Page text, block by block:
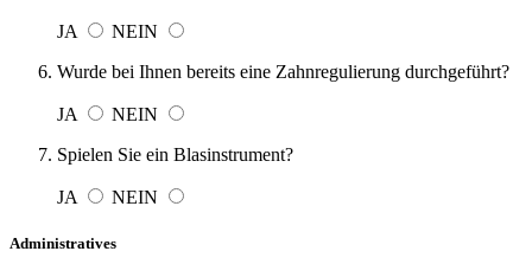
JA
NEIN
Wurde bei Ihnen bereits eine Zahnregulierung durchgeführt?
JA
NEIN
Spielen Sie ein Blasinstrument?
JA NEIN
Administratives